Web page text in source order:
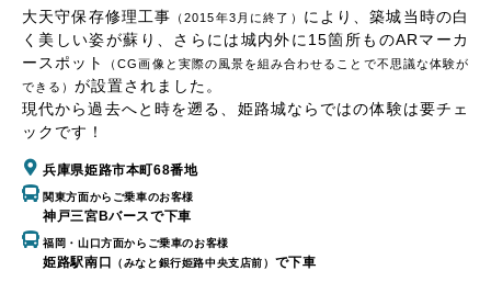
大天守保存修理工事
（2015年3月に終了）
により、築城当時の白
く美しい姿が蘇り、さらには城内外に15箇所ものARマーカ
ースポット
（CG画像と実際の風景を組み合わせることで不思議な体験が
できる） が設置されました。
現代から過去へと時を遡る、姫路城ならではの体験は要チェ
ックです！
兵庫県姫路市本町68番地
関東方面からご乗車のお客様
神戸三宮Bバースで下車
福岡・山口方面からご乗車のお客様
姫路駅南口 （みなと銀行姫路中央支店前） で下車